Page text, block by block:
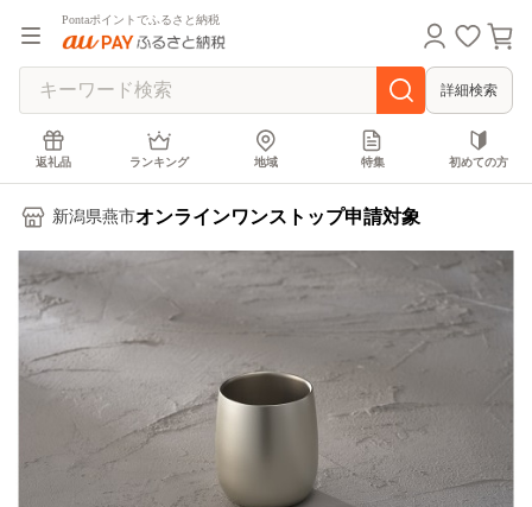
Pontaポイントでふるさと納税
詳細検索
返礼品 ランキング 地域 特集 初めての方
新潟県燕市オンラインワンストップ申請対象